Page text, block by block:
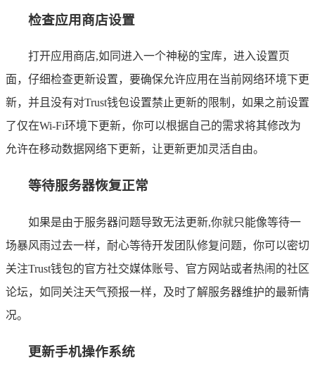
检查应用商店设置
打开应用商店,如同进入一个神秘的宝库，进入设置页
面，仔细检查更新设置，要确保允许应用在当前网络环境下更
新，并且没有对Trust钱包设置禁止更新的限制，如果之前设置
了仅在Wi-Fi环境下更新，你可以根据自己的需求将其修改为
允许在移动数据网络下更新，让更新更加灵活自由。
等待服务器恢复正常
如果是由于服务器问题导致无法更新,你就只能像等待一
场暴风雨过去一样，耐心等待开发团队修复问题，你可以密切
关注Trust钱包的官方社交媒体账号、官方网站或者热闹的社区
论坛，如同关注天气预报一样，及时了解服务器维护的最新情
况。
更新手机操作系统